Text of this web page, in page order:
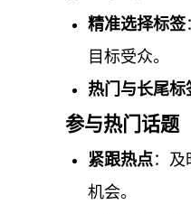
精准选择标签
目标受众。
热门与长尾标
参与热门话题
紧跟热点：
机会。